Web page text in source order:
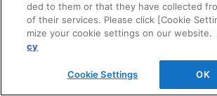
建築・設計関係者様向けサイト
ユーザー登録サービス
WEB見積システム
ded to them or that they have collected
of their services. Please click [Cookie
mize your cookie settings on our website.
cy
Cookie Settings OK